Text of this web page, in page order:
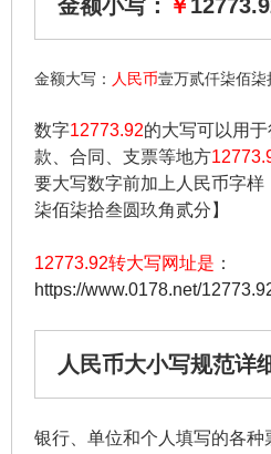
金额小写： ￥
金额大写： 人民币壹万贰仟柒佰
数字12773.92的大写可以用
款、合同、支票等地方
要大写数字前加上人民币字
柒佰柒拾叁圆玖角贰分】
12773.92转大写网址是 ：
https://www.0178.net/
人民币大小写规范详
银行、单位和个人填写的各